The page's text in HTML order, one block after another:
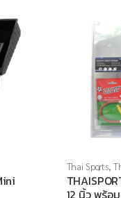
Thai Sports,
Brand,ที่สูบลม
12 นิ้ว พร้อ